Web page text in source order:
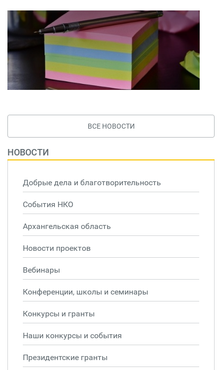
ВСЕ НОВОСТИ
НОВОСТИ
Добрые дела и благотворительность
События НКО
Архангельская область
Новости проектов
Вебинары
Конференции, школы и семинары
Конкурсы и гранты
Наши конкурсы и события
Президентские гранты